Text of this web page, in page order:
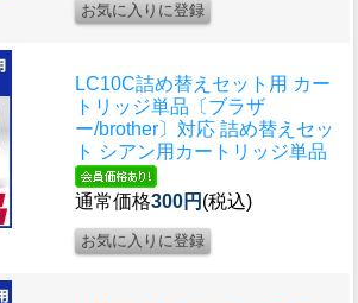
LC10C詰め替えセット用 カー
トリッジ単品〔ブラザ
ー/brother〕対応 詰め替えセッ
ト シアン用カートリッジ単品
通常価格300円 (税込)